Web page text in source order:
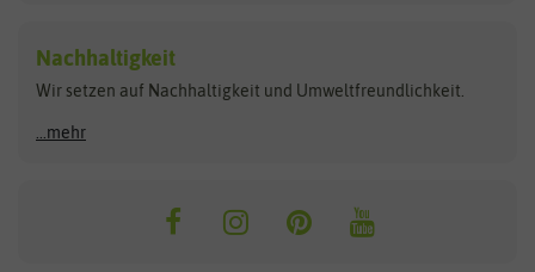
Heizmatte & Heizkabel
Kokos-Quelltabletten
Zimmergewächshaus
Carl Pabst
Florissa
Flortis
Franchi Sementi
Hortitops
JUB Holland
Nachhaltigkeit
Wir setzen auf Nachhaltigkeit und Umweltfreundlichkeit.
...mehr